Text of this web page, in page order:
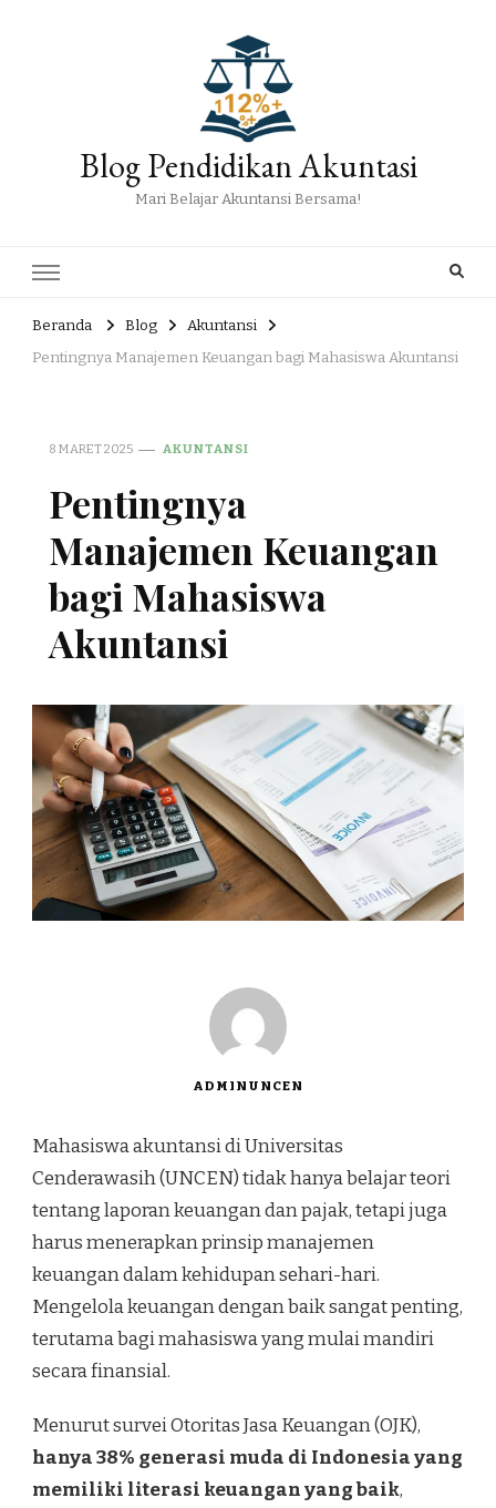
Blog Pendidikan Akuntasi
Mari Belajar Akuntansi Bersama!
Beranda Blog
Akuntansi
Pentingnya Manajemen Keuangan bagi Mahasiswa Akuntansi
8 MARET 2025 AKUNTANSI
Pentingnya
Manajemen Keuangan
bagi Mahasiswa
Akuntansi
ADMINUNCEN
Mahasiswa akuntansi di Universitas
Cenderawasih (UNCEN) tidak hanya belajar teori
tentang laporan keuangan dan pajak, tetapi juga
harus menerapkan prinsip manajemen
keuangan dalam kehidupan sehari-hari.
Mengelola keuangan dengan baik sangat penting,
terutama bagi mahasiswa yang mulai mandiri
secara finansial.
Menurut survei Otoritas Jasa Keuangan (OJK),
hanya 38% generasi muda di Indonesia yang
memiliki literasi keuangan yang baik,